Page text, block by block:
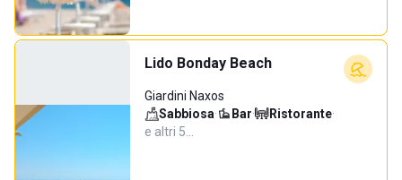
Lido Bonday Beach
Giardini Naxos
Sabbiosa· Bar· Ristorante·
e altri 5…